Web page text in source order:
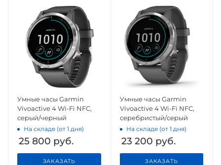
Умные часы Garmin
Vivoactive 4 Wi-Fi NFC,
серый/черный
На складе (от 1 дня)
25 800 руб.
ЗАКАЗАТЬ
Умные часы Garmin
Vivoactive 4 Wi-Fi NFC,
серебристый/серый
На складе (от 1 дня)
23 200 руб.
ЗАКАЗАТЬ